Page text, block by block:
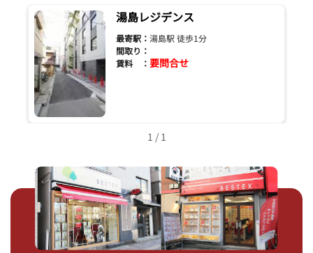
湯島レジデンス
最寄駅： 湯島駅 徒歩1分
間取り：
賃料 ： 要問合せ
1 / 1